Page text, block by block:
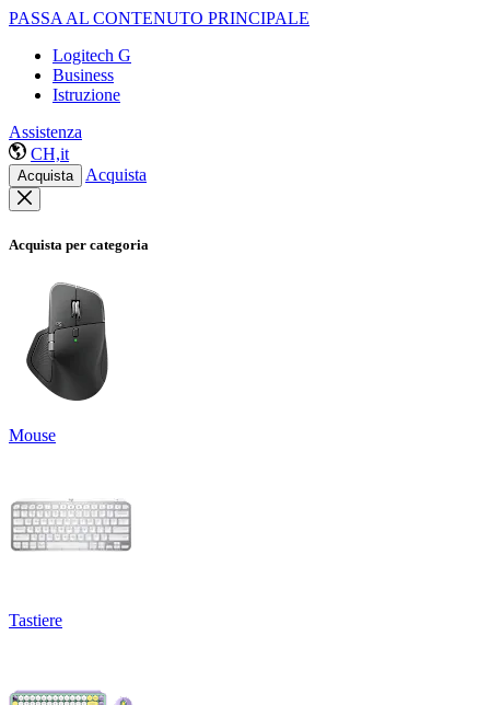
PASSA AL CONTENUTO PRINCIPALE
Logitech G
Business
Istruzione
Assistenza
CH,it
Acquista Acquista
Acquista per categoria
Mouse
Tastiere